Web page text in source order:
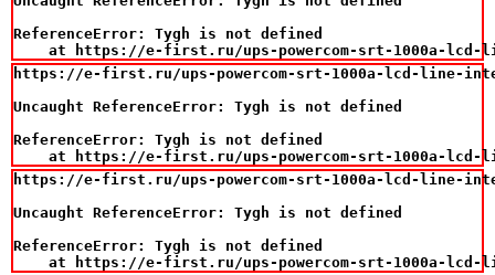
ReferenceError: Tygh is not defined
at https://e-first.ru/ups-powercom-srt-1000a-
https://e-first.ru/ups-powercom-srt-1000a-lcd-line-
Uncaught ReferenceError: Tygh is not defined
ReferenceError: Tygh is not defined
at https://e-first.ru/ups-powercom-srt-1000a-
https://e-first.ru/ups-powercom-srt-1000a-lcd-line-
Uncaught ReferenceError: Tygh is not defined
ReferenceError: Tygh is not defined
at https://e-first.ru/ups-powercom-srt-1000a-